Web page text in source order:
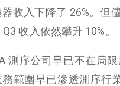
收入下降了 26%。但
收入依然攀升 10%。
測序公司早已不在局
範圍早已滲透測序行